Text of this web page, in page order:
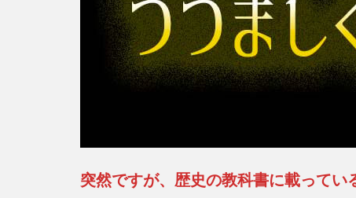
突然ですが、歴史の教科書に載って